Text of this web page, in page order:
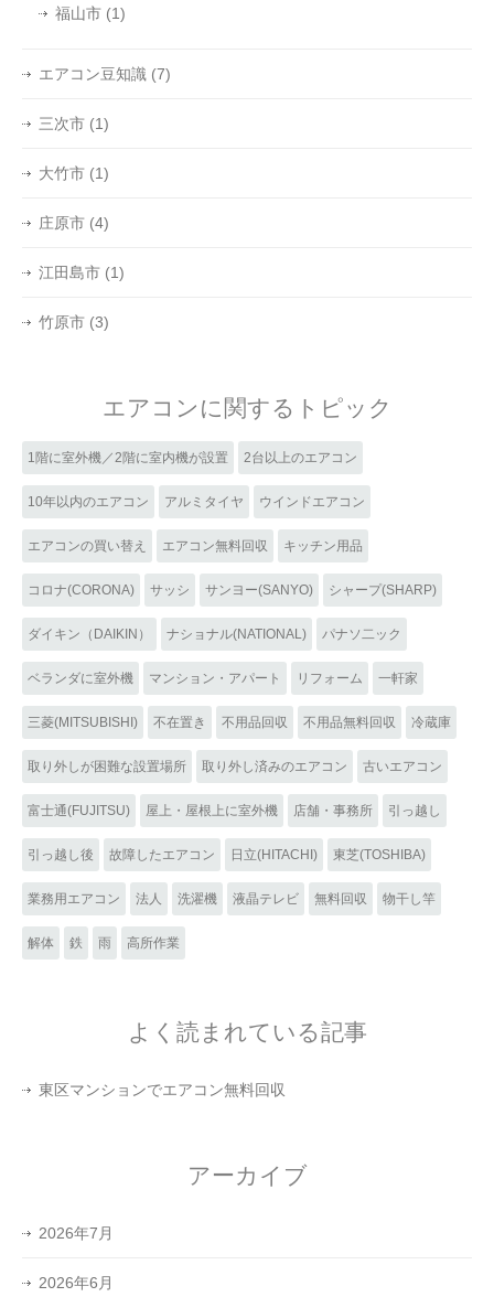
福山市 (1)
エアコン豆知識 (7)
三次市 (1)
大竹市 (1)
庄原市 (4)
江田島市 (1)
竹原市 (3)
エアコンに関するトピック
1階に室外機／2階に室内機が設置 2台以上のエアコン
10年以内のエアコン アルミタイヤ ウインドエアコン
エアコンの買い替え エアコン無料回収 キッチン用品
コロナ(CORONA) サッシ サンヨー(SANYO) シャープ(SHARP)
ダイキン（DAIKIN） ナショナル(NATIONAL) パナソ二ック
ベランダに室外機 マンション・アパート リフォーム 一軒家
三菱(MITSUBISHI) 不在置き 不用品回収 不用品無料回収 冷蔵庫
取り外しが困難な設置場所 取り外し済みのエアコン 古いエアコン
富士通(FUJITSU) 屋上・屋根上に室外機 店舗・事務所 引っ越し
引っ越し後 故障したエアコン 日立(HITACHI) 東芝(TOSHIBA)
業務用エアコン 法人 洗濯機 液晶テレビ 無料回収 物干し竿
解体 鉄 雨 高所作業
よく読まれている記事
東区マンションでエアコン無料回収
アーカイブ
2026年7月
2026年6月